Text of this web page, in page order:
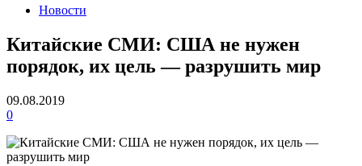
Новости
Китайские СМИ: США не нужен
порядок, их цель — разрушить мир
09.08.2019
0